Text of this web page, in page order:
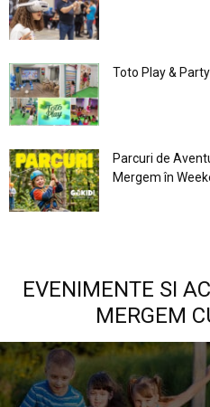
Toto Play &
Parcuri de
Mergem în
EVENIMENTE SI
MERGEM